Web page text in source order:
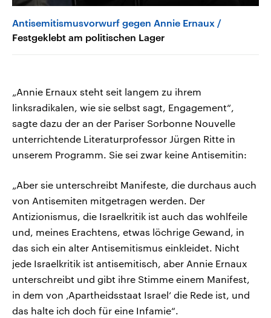
Antisemitismusvorwurf gegen Annie Ernaux
Festgeklebt am politischen Lager
„Annie Ernaux steht seit langem zu ihrem
linksradikalen, wie sie selbst sagt, Engagement“,
sagte dazu der an der Pariser Sorbonne Nouvelle
unterrichtende Literaturprofessor Jürgen Ritte in
unserem Programm. Sie sei zwar keine Antisemitin:
„Aber sie unterschreibt Manifeste, die durchaus auch
von Antisemiten mitgetragen werden. Der
Antizionismus, die Israelkritik ist auch das wohlfeile
und, meines Erachtens, etwas löchrige Gewand, in
das sich ein alter Antisemitismus einkleidet. Nicht
jede Israelkritik ist antisemitisch, aber Annie Ernaux
unterschreibt und gibt ihre Stimme einem Manifest,
in dem von ‚Apartheidsstaat Israel‘ die Rede ist, und
das halte ich doch für eine Infamie“.